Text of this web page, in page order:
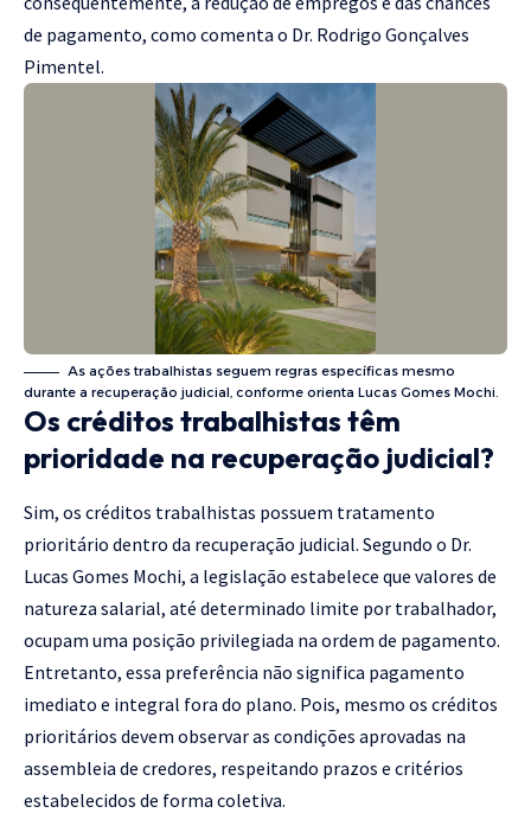
de pagamento, como comenta o Dr. Rodrigo Gonçalves
Pimentel.
As ações trabalhistas seguem regras específicas mesmo
durante a recuperação judicial, conforme orienta Lucas Gomes Mochi.
Os créditos trabalhistas têm
prioridade na recuperação judicial?
Sim, os créditos trabalhistas possuem tratamento
prioritário dentro da recuperação judicial. Segundo o Dr.
Lucas Gomes Mochi, a legislação estabelece que valores de
natureza salarial, até determinado limite por trabalhador,
ocupam uma posição privilegiada na ordem de pagamento.
Entretanto, essa preferência não significa pagamento
imediato e integral fora do plano. Pois, mesmo os créditos
prioritários devem observar as condições aprovadas na
assembleia de credores, respeitando prazos e critérios
estabelecidos de forma coletiva.